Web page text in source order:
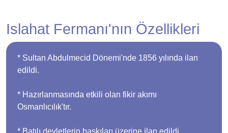
Islahat Fermanı'nın Özellikleri
* Sultan Abdulmecid Dönemi'nde 1856 yılında ilan
edildi.
* Hazırlanmasında etkili olan fikir akımı
Osmanlıcılık'tır.
* Batılı devletlerin baskıları üzerine ilan edildi.